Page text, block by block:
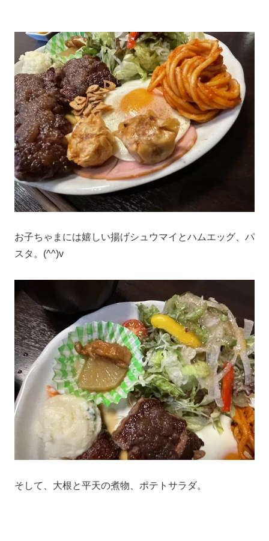
お子ちゃまには嬉しい揚げシュウマイとハムエッグ、パ
スタ。(^^)v
そして、大根と平天の煮物、ポテトサラダ。